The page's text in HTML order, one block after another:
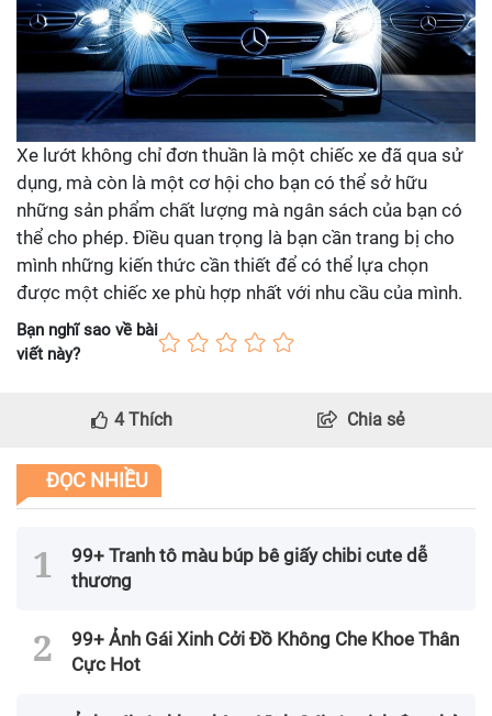
Xe lướt không chỉ đơn thuần là một chiếc xe đã qua sử
dụng, mà còn là một cơ hội cho bạn có thể sở hữu
những sản phẩm chất lượng mà ngân sách của bạn có
thể cho phép. Điều quan trọng là bạn cần trang bị cho
mình những kiến thức cần thiết để có thể lựa chọn
được một chiếc xe phù hợp nhất với nhu cầu của mình.
Bạn nghĩ sao về bài
viết này?
4Thích Chia sẻ
ĐỌC NHIỀU
99+ Tranh tô màu búp bê giấy chibi cute dễ
thương
99+ Ảnh Gái Xinh Cởi Đồ Không Che Khoe Thân
Cực Hot